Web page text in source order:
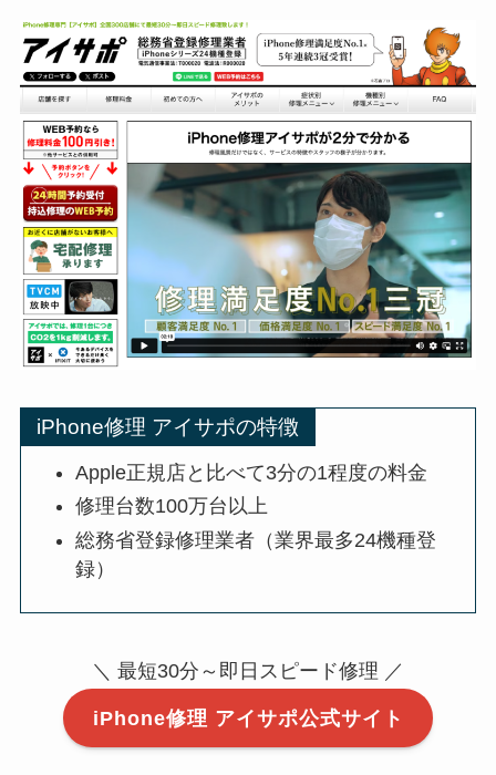
iPhone修理 アイサポの特徴
Apple正規店と比べて3分の1程度の料金
修理台数100万台以上
総務省登録修理業者（業界最多24機種登
録）
＼ 最短30分～即日スピード修理 ／
iPhone修理 アイサポ公式サイト